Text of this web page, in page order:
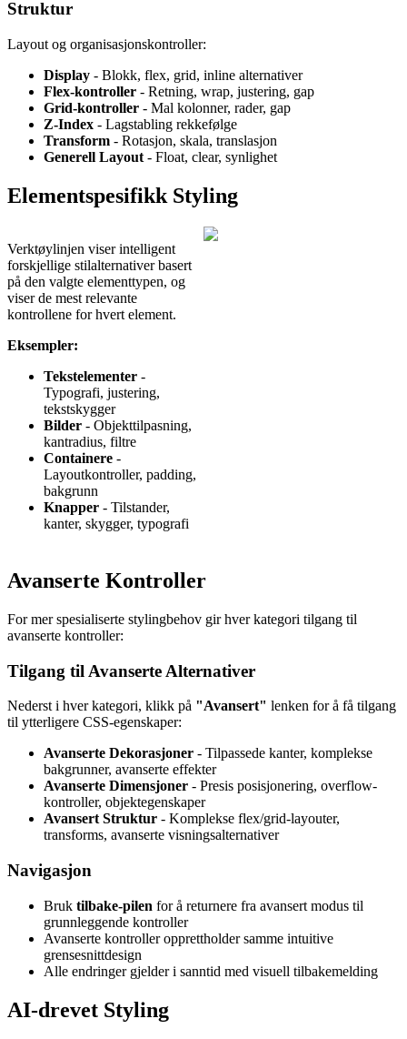
Struktur
Layout og organisasjonskontroller:
Display - Blokk, flex, grid, inline alternativer
Flex-kontroller - Retning, wrap, justering, gap
Grid-kontroller - Mal kolonner, rader, gap
Z-Index - Lagstabling rekkefølge
Transform - Rotasjon, skala, translasjon
Generell Layout - Float, clear, synlighet
Elementspesifikk Styling
Verktøylinjen viser intelligent
forskjellige stilalternativer basert
på den valgte elementtypen, og
viser de mest relevante
kontrollene for hvert element.
Eksempler:
Tekstelementer -
Typografi, justering,
tekstskygger
Bilder - Objekttilpasning,
kantradius, filtre
Containere -
Layoutkontroller, padding,
bakgrunn
Knapper - Tilstander,
kanter, skygger, typografi
Avanserte Kontroller
For mer spesialiserte stylingbehov gir hver kategori tilgang til
avanserte kontroller:
Tilgang til Avanserte Alternativer
Nederst i hver kategori, klikk på "Avansert" lenken for å få tilgang
til ytterligere CSS-egenskaper:
Avanserte Dekorasjoner - Tilpassede kanter, komplekse
bakgrunner, avanserte effekter
Avanserte Dimensjoner - Presis posisjonering, overflow-
kontroller, objektegenskaper
Avansert Struktur - Komplekse flex/grid-layouter,
transforms, avanserte visningsalternativer
Navigasjon
Bruk tilbake-pilen for å returnere fra avansert modus til
grunnleggende kontroller
Avanserte kontroller opprettholder samme intuitive
grensesnittdesign
Alle endringer gjelder i sanntid med visuell tilbakemelding
AI-drevet Styling